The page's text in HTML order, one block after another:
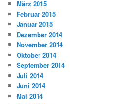
März 2015
Februar 2015
Januar 2015
Dezember 2014
November 2014
Oktober 2014
September 2014
Juli 2014
Juni 2014
Mai 2014